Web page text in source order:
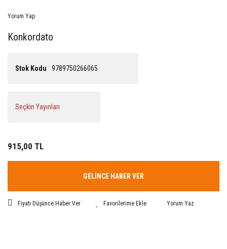
Yorum Yap
Konkordato
Stok Kodu 9789750266065
Seçkin Yayınları
915,00 TL
GELİNCE HABER VER
Fiyatı Düşünce Haber Ver Yorum Yaz